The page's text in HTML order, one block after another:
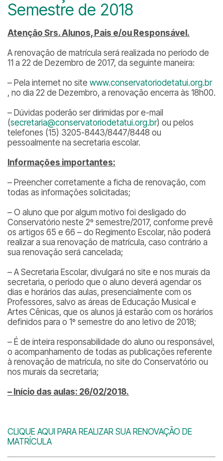
Semestre de 2018
Atenção Srs. Alunos, Pais e/ou Responsável.
A renovação de matrícula será realizada no período de
11 a 22 de Dezembro de 2017, da seguinte maneira:
– Pela internet no site www.conservatoriodetatui.org.br
, no dia 22 de Dezembro, a renovação encerra às 18h00.
– Dúvidas poderão ser dirimidas por e-mail
(secretaria@conservatoriodetatui.org.br) ou pelos
telefones (15) 3205-8443/8447/8448 ou
pessoalmente na secretaria escolar.
Informações importantes:
– Preencher corretamente a ficha de renovação, com
todas as informações solicitadas;
– O aluno que por algum motivo foi desligado do
Conservatório neste 2º semestre/2017, conforme prevê
os artigos 65 e 66 – do Regimento Escolar, não poderá
realizar a sua renovação de matrícula, caso contrário a
sua renovação será cancelada;
– A Secretaria Escolar, divulgará no site e nos murais da
secretaria, o período que o aluno deverá agendar os
dias e horários das aulas, presencialmente com os
Professores, salvo as áreas de Educação Musical e
Artes Cênicas, que os alunos já estarão com os horários
definidos para o 1º semestre do ano letivo de 2018;
– É de inteira responsabilidade do aluno ou responsável,
o acompanhamento de todas as publicações referente
à renovação de matrícula, no site do Conservatório ou
nos murais da secretaria;
– Início das aulas: 26/02/2018.
CLIQUE AQUI PARA REALIZAR SUA RENOVAÇÃO DE
MATRÍCULA